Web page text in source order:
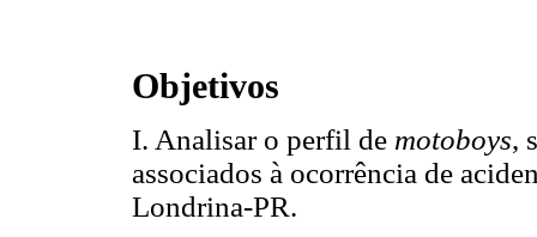
Objetivos
I. Analisar o perfil de motoboys,
associados à ocorrência de
Londrina-PR.